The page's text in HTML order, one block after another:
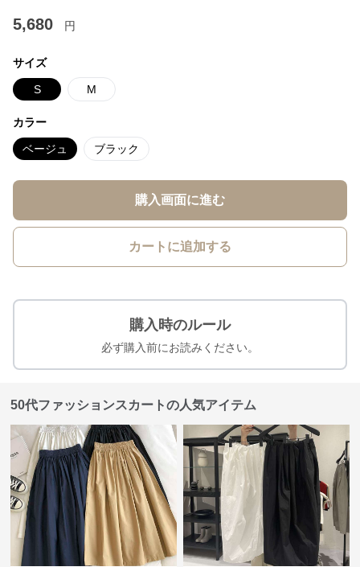
5,680 円
サイズ
S M
カラー
ベージュ ブラック
購入画面に進む
カートに追加する
購入時のルール
必ず購入前にお読みください。
50代ファッションスカートの人気アイテム